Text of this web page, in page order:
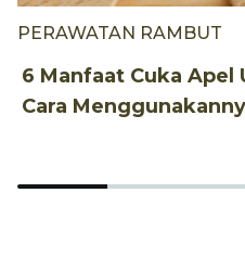
PERAWATAN RAMBUT
6 Manfaat Cuka Apel
Cara